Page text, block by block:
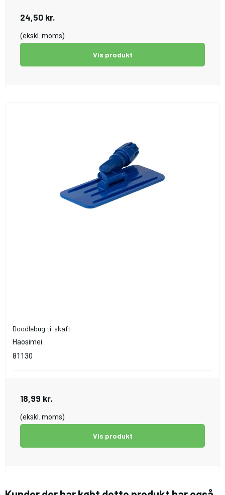
24,50 kr.
(ekskl. moms)
Vis produkt
Doodlebug til skaft
Haosimei
81130
18,99 kr.
(ekskl. moms)
Vis produkt